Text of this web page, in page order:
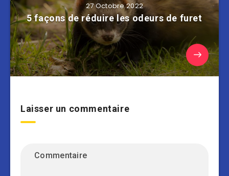
27 Octobre 2022
5 façons de réduire les odeurs de furet
Laisser un commentaire